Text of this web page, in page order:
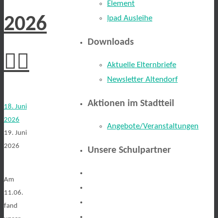
2026
🏃‍♂️
18. Juni
2026
19. Juni
2026
Am
11.06.
fand
Element
Ipad Ausleihe
Downloads
Aktuelle Elternbriefe
Newsletter Altendorf
Aktionen im Stadtteil
Angebote/Veranstaltungen
Unsere Schulpartner